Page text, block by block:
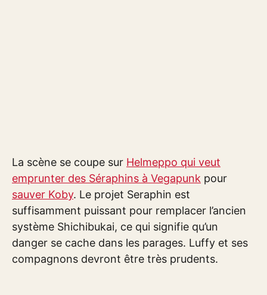
La scène se coupe sur Helmeppo qui veut
emprunter des Séraphins à Vegapunk pour
sauver Koby. Le projet Seraphin est
suffisamment puissant pour remplacer l’ancien
système Shichibukai, ce qui signifie qu’un
danger se cache dans les parages. Luffy et ses
compagnons devront être très prudents.